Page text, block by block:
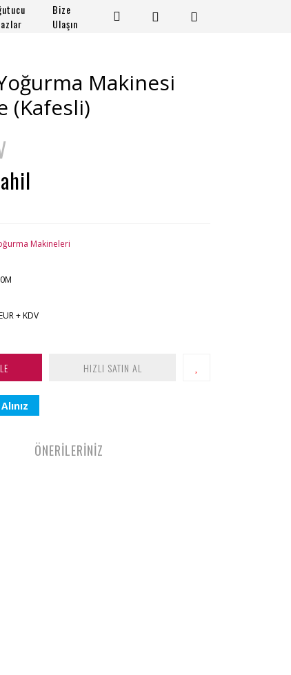
Bize
Ulaşın
Makinesi
(Kafesli)
Makineleri
+ KDV
HIZLI SATIN AL
ÖNERİLERİNİZ